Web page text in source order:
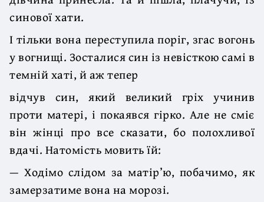
синової хати.
І тільки вона переступила поріг, згас вогонь
у вогнищі. Зосталися син із невісткою самі в
темній хаті, й аж тепер
відчув син, який великий гріх учинив
проти матері, і покаявся гірко. Але не сміє
він жінці про все сказати, бо полохливої
вдачі. Натомість мовить їй:
— Ходімо слідом за матір’ю, побачимо, як
замерзатиме вона на морозі.